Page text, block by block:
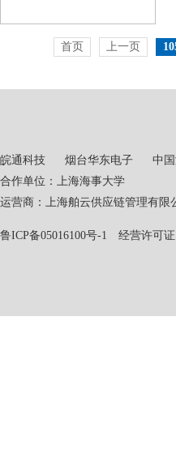
首页 上一页
皖通科技 烟台华东电子 中
合作单位：上海海事大学
运营商：上海舶云供应链管
鲁ICP备05016100号-1 经营许可证